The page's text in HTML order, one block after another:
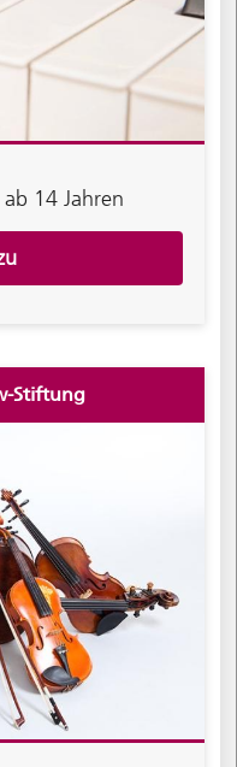
14 Jahren
Stiftung